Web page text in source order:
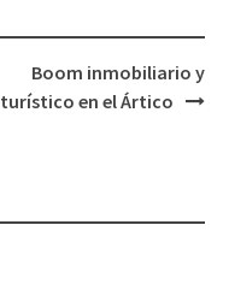
Boom inmobiliario y
turístico en el Ártico